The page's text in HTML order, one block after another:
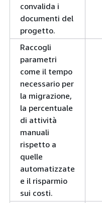
convalida i
documenti del
progetto.
Raccogli
parametri
come il tempo
necessario per
la migrazione,
la percentuale
di attività
manuali
rispetto a
quelle
automatizzate
e il risparmio
sui costi.